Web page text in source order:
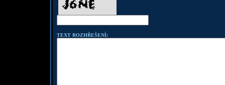
TEXT ROZHŘEŠENÍ: